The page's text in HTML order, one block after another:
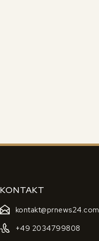
KONTAKT
kontakt@prnews24.com
+49 2034799808